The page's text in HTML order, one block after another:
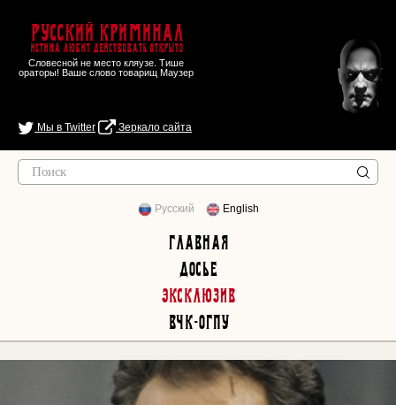
Русский Криминал
Истина любит действовать открыто
Словесной не место кляузе. Тише
ораторы! Ваше слово товарищ Маузер
Мы в Twitter Зеркало сайта
Русский English
Главная
Досье
Эксклюзив
ВЧК-ОГПУ